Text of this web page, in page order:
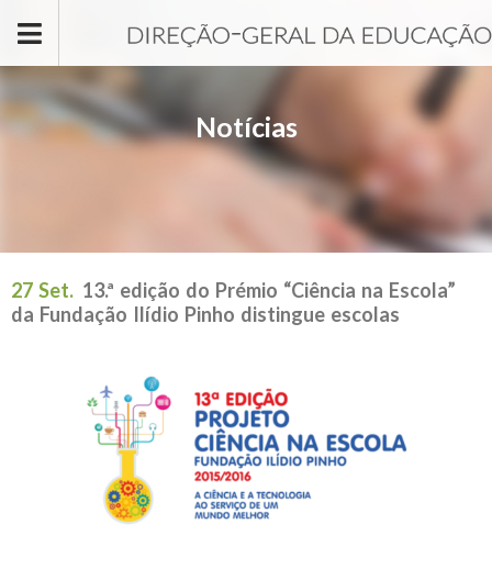
Notícias
27 Set. 13.ª edição do Prémio “Ciência na Escola”
da Fundação Ilídio Pinho distingue escolas